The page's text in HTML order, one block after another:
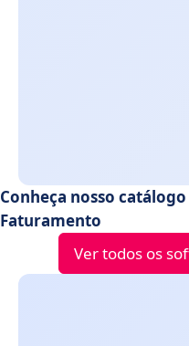
Conheça nosso
Faturamento
Ver todos os